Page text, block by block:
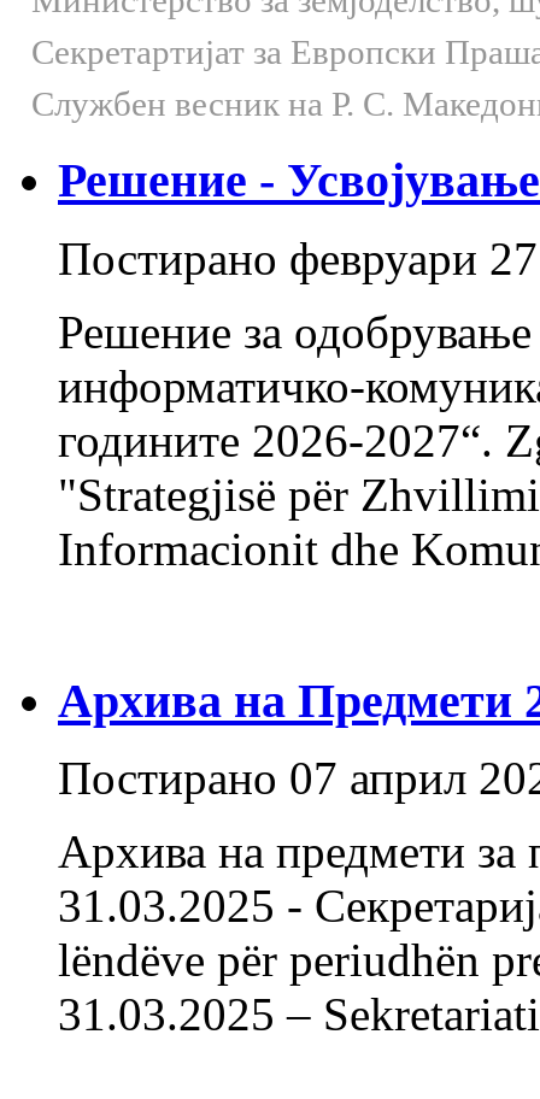
Секретартијат за Европски
Службен весник на Р. С.
Решение -
Постирано февруари 27
Решение за одобрување
информатичко-
годините 2026-2027“.
"Strategjisë për
Informacionit dhe
Архива на Предмети
Постирано 07 април
Архива на предмети
31.03.2025 -
lëndëve për periudhën
31.03.2025 –